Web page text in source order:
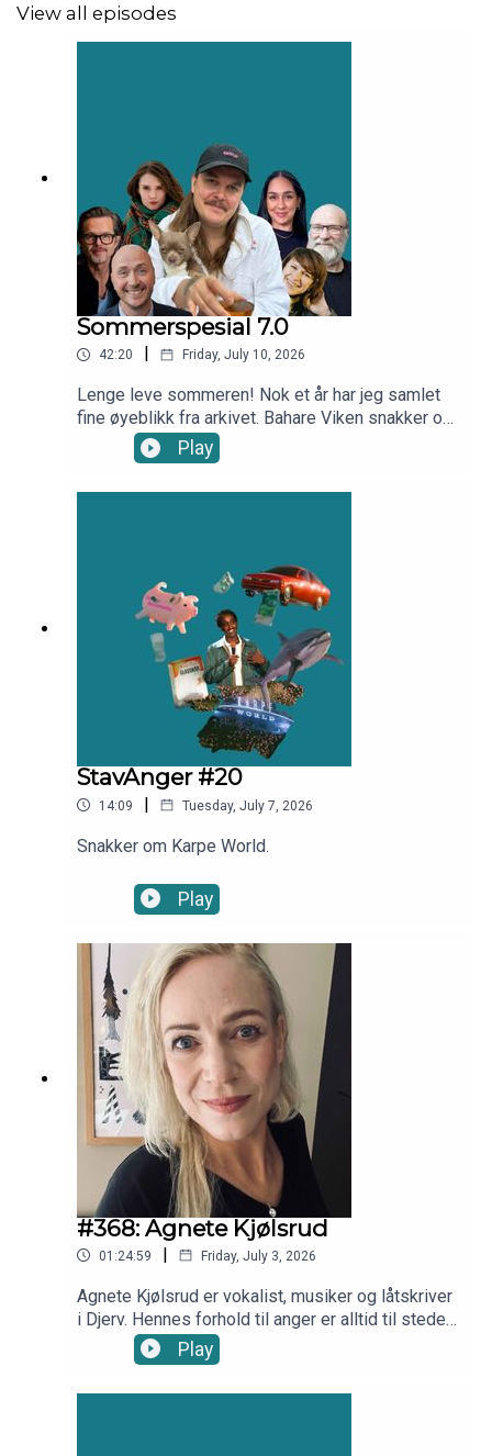
View all episodes
Sommerspesial 7.0
42:20 Friday, July 10, 2026
Lenge leve sommeren! Nok et år har jeg samlet
fine øyeblikk fra arkivet. Bahare Viken snakker om
hvordan det var å bli kalt personlighetsløs på
«Farmen kjendis», Ingar Helge Gimle snakker om
at det er viktig å sette pris på de unge som
Isalill Kolpus snakker om å holde på å drukne i et
badeland i Finland og Terje Sporsem snakker
om da han begynte å grine av kål i
Trondheim.Programleder: Sivert Moe
Play
StavAnger #20
14:09 | Tuesday, July 7, 2026
Snakker om Karpe World.
Play
#368: Agnete Kjølsrud
01:24:59 | Friday, July 3, 2026
Agnete Kjølsrud er vokalist, musiker og låtskriver
i Djerv. Hennes forhold til anger er alltid til stede
og altoppslukende, men hun kan vokse og lære å
bli rausere av det. Vi snakker bl.a. om å være
Play